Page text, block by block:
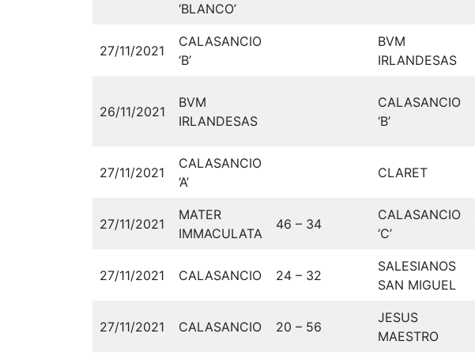
‘BLANCO’
27/11/2021
CALASANCIO
‘B’
BVM
IRLANDESAS
26/11/2021
BVM
IRLANDESAS
CALASANCIO
‘B’
27/11/2021
CALASANCIO
‘A’
CLARET
27/11/2021
MATER
IMMACULATA
46 – 34
CALASANCIO
‘C’
27/11/2021 CALASANCIO 24 – 32
SALESIANOS
SAN MIGUEL
27/11/2021 CALASANCIO 20 – 56
JESUS
MAESTRO